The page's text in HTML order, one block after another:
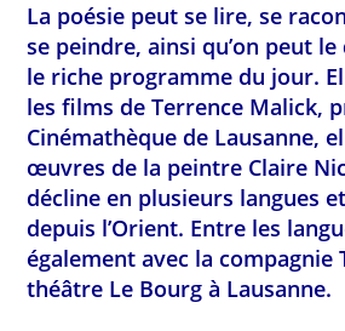
La poésie peut se lire, se
se peindre, ainsi qu’on peut
le riche programme du jour.
les films de Terrence Malick,
Cinémathèque de Lausanne,
œuvres de la peintre Claire
décline en plusieurs langues
depuis l’Orient. Entre les
également avec la compagnie
théâtre Le Bourg à Lausanne.